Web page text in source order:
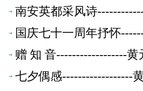
南安英都采风诗
国庆七十一周年抒怀
赠 知 音------------------
七夕偶感------------------